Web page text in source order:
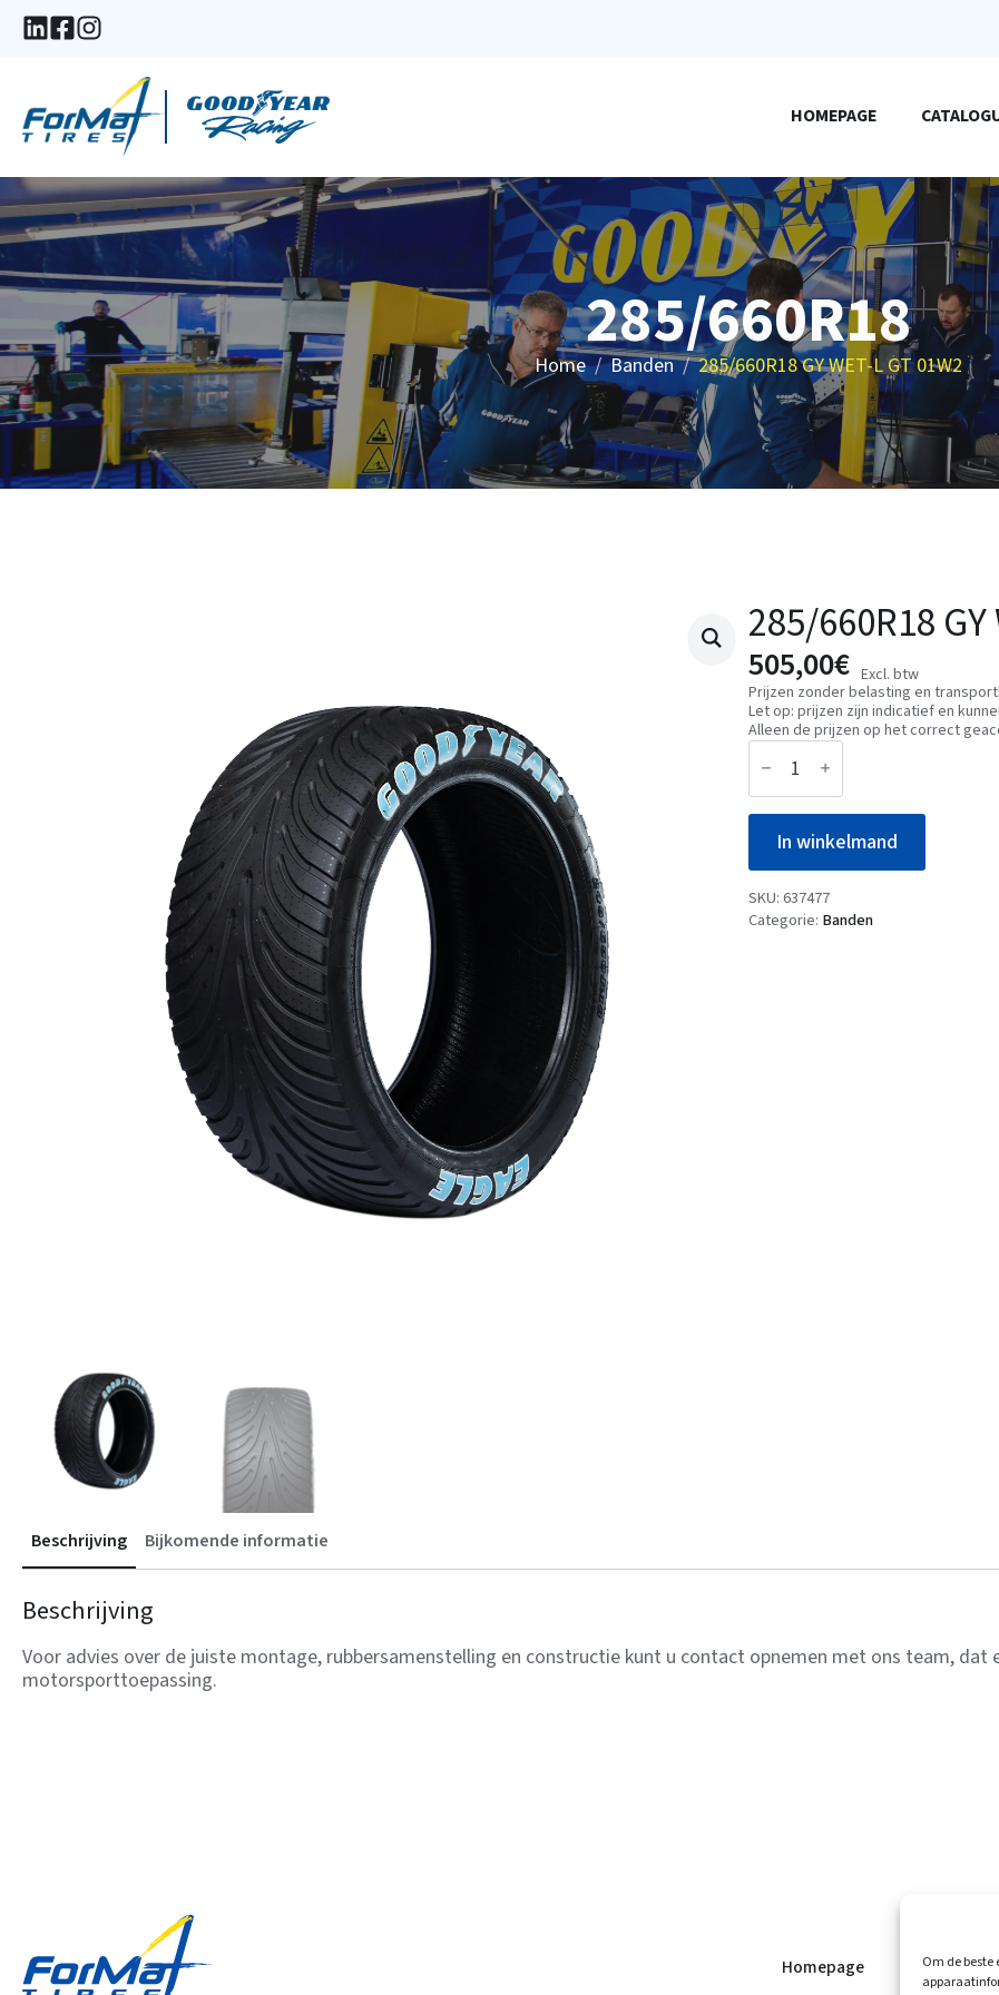
Om de
HOMEPAGE
285/660R18
Home Banden 285/660R18 GY WET-L GT 01W2
285/660R18 GY
505,00€ Excl. btw
Prijzen zonder belasting en
Let op: prijzen zijn indicatief en
Alleen de prijzen op het correct
285/660R18
GY
L
GT
01W2
aantal
In winkelmand
SKU:637477
Categorie: Banden
Beschrijving Bijkomende informatie
Beschrijving
Voor advies over de juiste montage, rubbersamenstelling en constructie kunt u contact opnemen met ons team,
motorsporttoepassing.
Homepage Catalogus